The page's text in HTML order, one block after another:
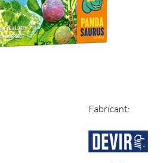
Fabricant: